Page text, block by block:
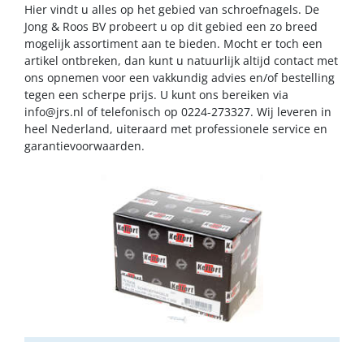
Hier vindt u alles op het gebied van schroefnagels. De
Jong & Roos BV probeert u op dit gebied een zo breed
mogelijk assortiment aan te bieden. Mocht er toch een
artikel ontbreken, dan kunt u natuurlijk altijd contact met
ons opnemen voor een vakkundig advies en/of bestelling
tegen een scherpe prijs. U kunt ons bereiken via
info@jrs.nl of telefonisch op 0224-273327. Wij leveren in
heel Nederland, uiteraard met professionele service en
garantievoorwaarden.